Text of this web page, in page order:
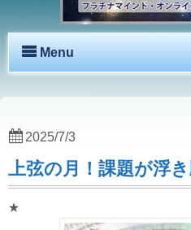
Menu
上弦の月！課題が浮き
★
2025/7/3